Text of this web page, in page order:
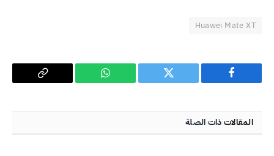
Huawei Mate XT
فيسبوك تويتر واتساب
Copy
المقالاتذات الصلة